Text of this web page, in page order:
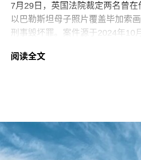
7月29日，英国法院裁定两名曾在
以巴勒斯坦母子照片覆盖毕加索
刑事毁坏罪。案件源于2024年10
23岁的国家卫生服务工作者贾伊·
1901年的作品《母性》（
片由巴勒斯坦摄影记者阿里·贾达
Jadallah）于2024年3月以色列围
阅读全文